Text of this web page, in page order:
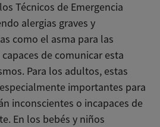
Técnicos de Emergencia
alergias graves y
como el asma para las
de comunicar esta
Para los adultos, estas
importantes para
inconscientes o incapaces de
En los bebés y niños